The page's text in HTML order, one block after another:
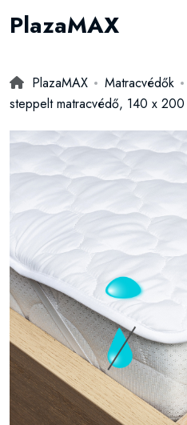
PlazaMAX
PlazaMAX Matracvédők
steppelt matracvédő, 140 x